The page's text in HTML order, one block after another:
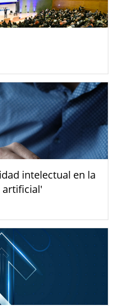
intelectual en la
artificial'